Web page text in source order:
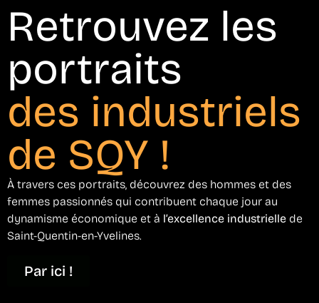
Retrouvez les
portraits
des industriels
de SQY !
À travers ces portraits, découvrez des hommes et des
femmes passionnés qui contribuent chaque jour au
dynamisme économique et à l’excellence industrielle de
Saint-Quentin-en-Yvelines.
Par ici !